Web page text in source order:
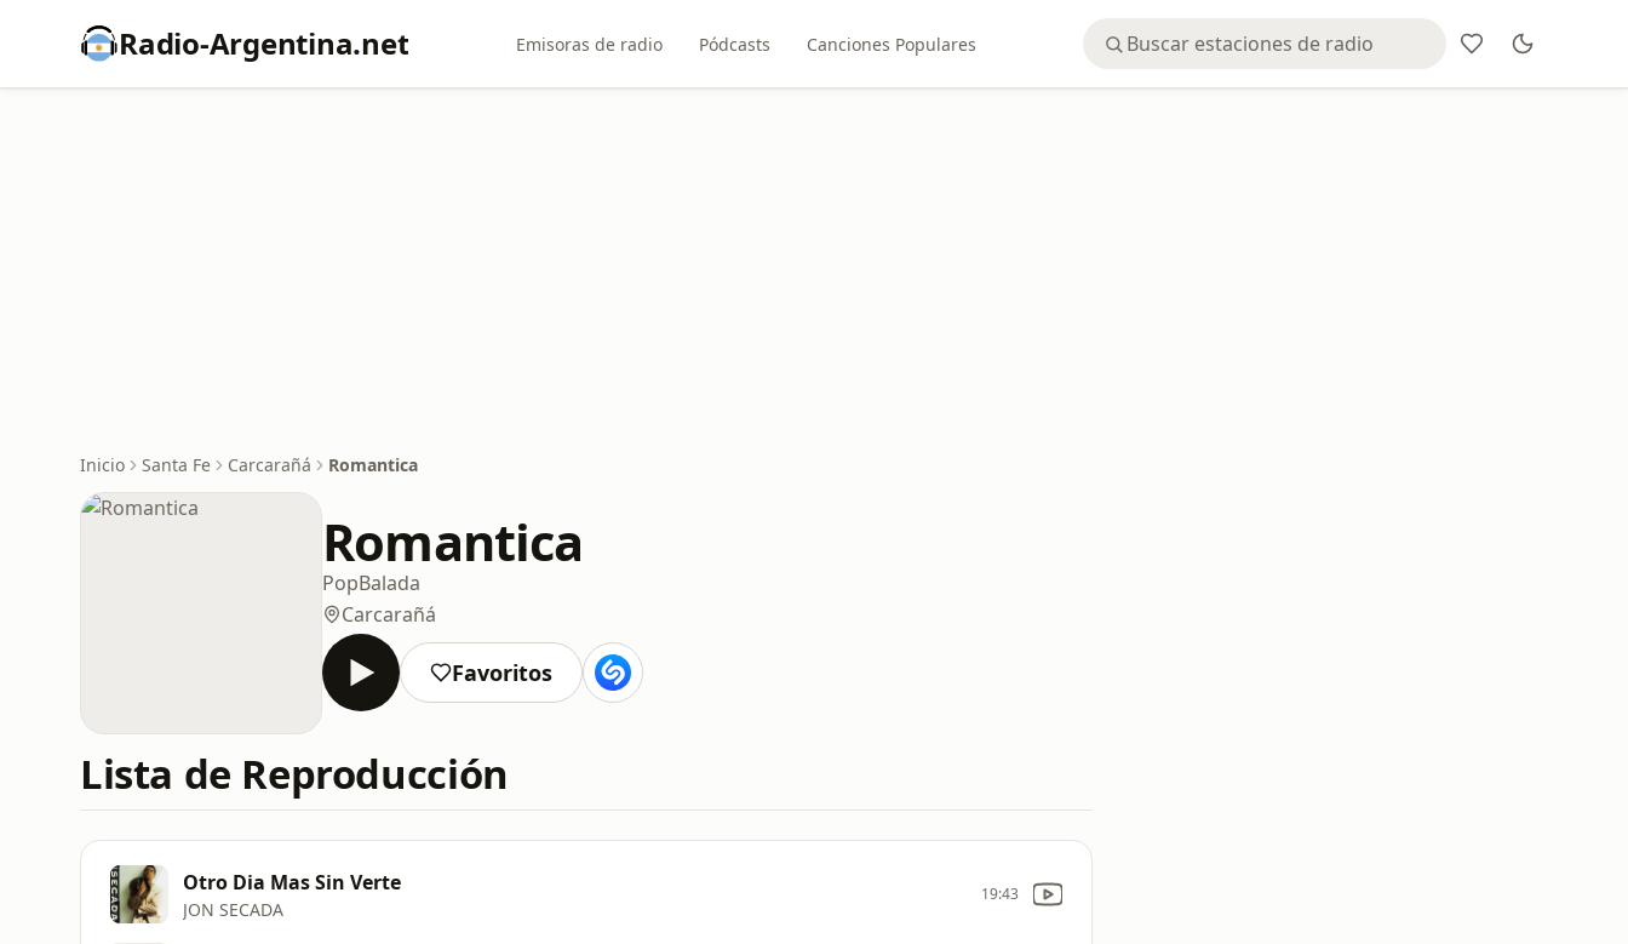
Radio-Argentina.net Emisoras de radio Pódcasts Canciones Populares
Inicio Santa Fe Carcarañá Romantica
Romantica
PopBalada
Carcarañá
Favoritos
Lista de Reproducción
Otro Dia Mas Sin Verte
JON SECADA
19:43